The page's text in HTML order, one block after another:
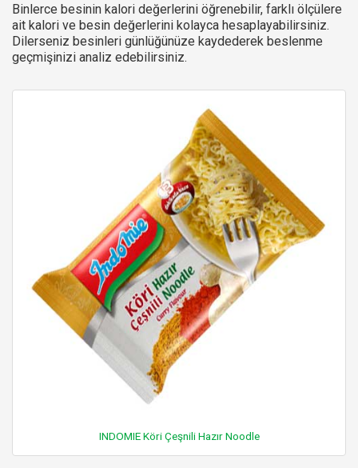
Binlerce besinin kalori değerlerini öğrenebilir, farklı ölçülere
ait kalori ve besin değerlerini kolayca hesaplayabilirsiniz.
Dilerseniz besinleri günlüğünüze kaydederek beslenme
geçmişinizi analiz edebilirsiniz.
INDOMIE Köri Çeşnili Hazır Noodle